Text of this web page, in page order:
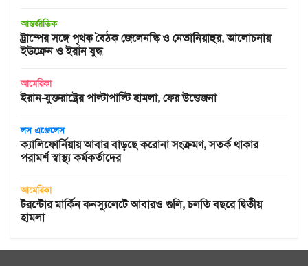
আন্তর্জাতিক
ট্রাম্পের সঙ্গে পৃথক বৈঠক জেলেনস্কি ও নেতানিয়াহুর, আলোচনায়
ইউক্রেন ও ইরান যুদ্ধ
আমেরিকা
ইরান-যুক্তরাষ্ট্রের পাল্টাপাল্টি হামলা, ফের উত্তেজনা
লস এঞ্জেলেস
ক্যালিফোর্নিয়ায় আবার বাড়ছে করোনা সংক্রমণ, সতর্ক থাকার
পরামর্শ স্বাস্থ্য কর্মকর্তাদের
আমেরিকা
টরন্টোর মার্কিন কনস্যুলেটে আবারও গুলি, চলতি বছরে দ্বিতীয়
হামলা